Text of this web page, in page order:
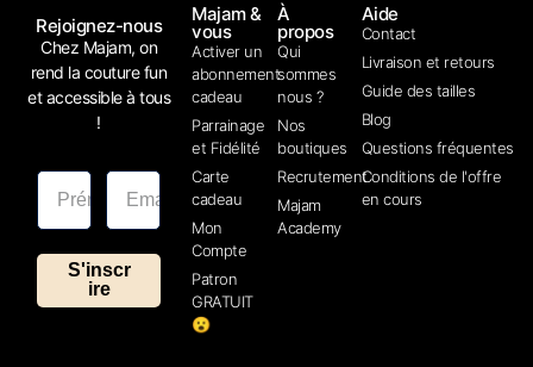
Aide
Contact
Livraison et retours
Guide des tailles
Blog
Questions fréquentes
Conditions de l'offre
en cours
À
propos
Qui
sommes
nous ?
Nos
boutiques
Recrutement
Majam
Academy
Majam &
vous
Activer un
abonnement
cadeau
Parrainage
et Fidélité
Carte
cadeau
Mon
Compte
Patron
GRATUIT
😮
Rejoignez-nous
Chez Majam, on
rend la couture fun
et accessible à tous
!
S'inscr
ire